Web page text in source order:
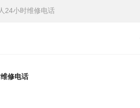
24小时维修电话
修电话